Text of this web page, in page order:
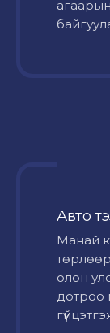
Авто
Mанай
олон
дотроо